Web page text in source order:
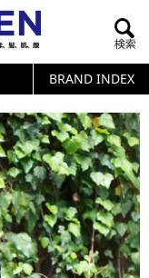
BRAND INDEX